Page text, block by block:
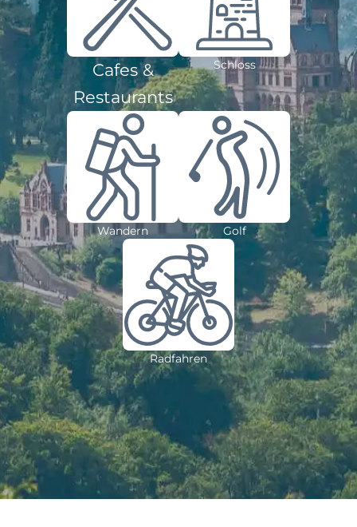
Cafes &
Restaurants
Schloss
Wandern Golf
Radfahren